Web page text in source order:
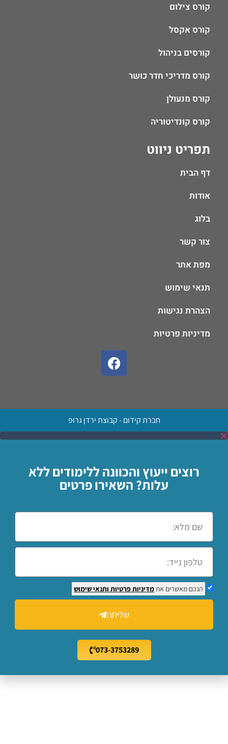
תפריט ניווט
דף הבית
אודות
בלוג
צור קשר
מפת אתר
תנאי שימוש
הצהרת נגישות
מדיניות פרטיות
קורס צילום
קורס אקסל
קורסים בניהול
קורס מדריכי חדר כושר
קורס מנעולן
קורס קונדיטוריה
חברת קידום - קבוצת ירדן גרופ
רוצים ייעוץ והכוונה ללימודים ללא
עלות? השאירו פרטים
הנכם מאשרים אתמדיניות פרטיות ותנאי שימוש
שליחה
073-3753289